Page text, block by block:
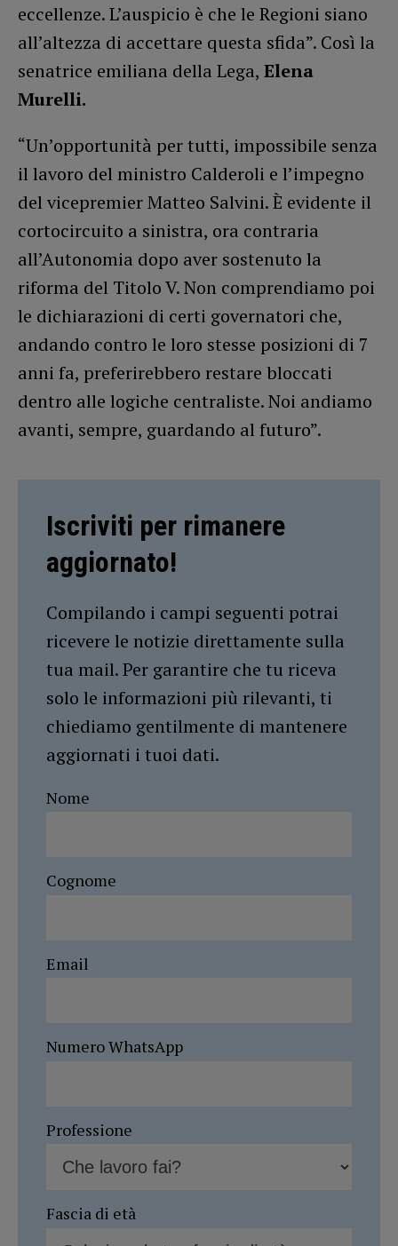
eccellenze. L’auspicio è che le Regioni siano
all’altezza di accettare questa sfida”. Così la
senatrice emiliana della Lega, Elena
Murelli.
“Un’opportunità per tutti, impossibile senza
il lavoro del ministro Calderoli e l’impegno
del vicepremier Matteo Salvini. È evidente il
cortocircuito a sinistra, ora contraria
all’Autonomia dopo aver sostenuto la
riforma del Titolo V. Non comprendiamo poi
le dichiarazioni di certi governatori che,
andando contro le loro stesse posizioni di 7
anni fa, preferirebbero restare bloccati
dentro alle logiche centraliste. Noi andiamo
avanti, sempre, guardando al futuro”.
Iscriviti per rimanere
aggiornato!
Compilando i campi seguenti potrai
ricevere le notizie direttamente sulla
tua mail. Per garantire che tu riceva
solo le informazioni più rilevanti, ti
chiediamo gentilmente di mantenere
aggiornati i tuoi dati.
Nome
Cognome
Email
Numero WhatsApp
Professione
Fascia di età